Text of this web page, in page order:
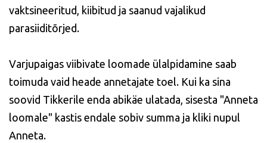
vaktsineeritud, kiibitud ja saanud vajalikud
parasiiditõrjed.
Varjupaigas viibivate loomade ülalpidamine saab
toimuda vaid heade annetajate toel. Kui ka sina
soovid Tikkerile enda abikäe ulatada, sisesta "Anneta
loomale" kastis endale sobiv summa ja kliki nupul
Anneta.